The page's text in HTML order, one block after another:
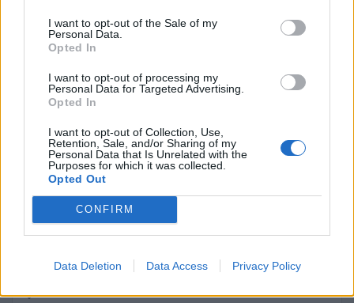
I want to opt-out of the Sale of my
Personal Data.
Opted In
I want to opt-out of processing my
Personal Data for Targeted Advertising.
Opted In
I want to opt-out of Collection, Use,
Retention, Sale, and/or Sharing of my
Personal Data that Is Unrelated with the
Purposes for which it was collected.
Opted Out
CONFIRM
Data Deletion Data Access Privacy Policy
23/07/2026
Ιατρός
ΞΥΛΟΚΕΡΙΖΑ ΚΟΡΙΝΘΙΑΣ | ΚΟΡΙΝΘΟΣ
Πλήρης απασχόληση
19/07/2026
Ειδικός Δερματολόγος- Επιστημονικός
Υπεύθυνος
ΙΩΑΝΝΙΝΑ